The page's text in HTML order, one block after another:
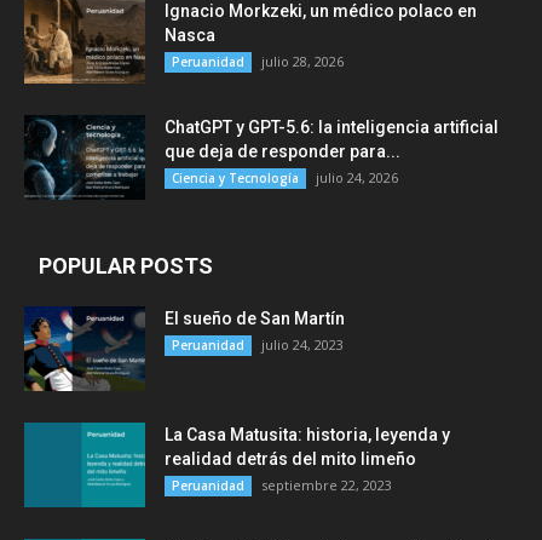
Ignacio Morkzeki, un médico polaco en
Nasca
Peruanidad julio 28, 2026
ChatGPT y GPT-5.6: la inteligencia artificial
que deja de responder para...
Ciencia y Tecnología julio 24, 2026
POPULAR POSTS
El sueño de San Martín
Peruanidad julio 24, 2023
La Casa Matusita: historia, leyenda y
realidad detrás del mito limeño
Peruanidad septiembre 22, 2023